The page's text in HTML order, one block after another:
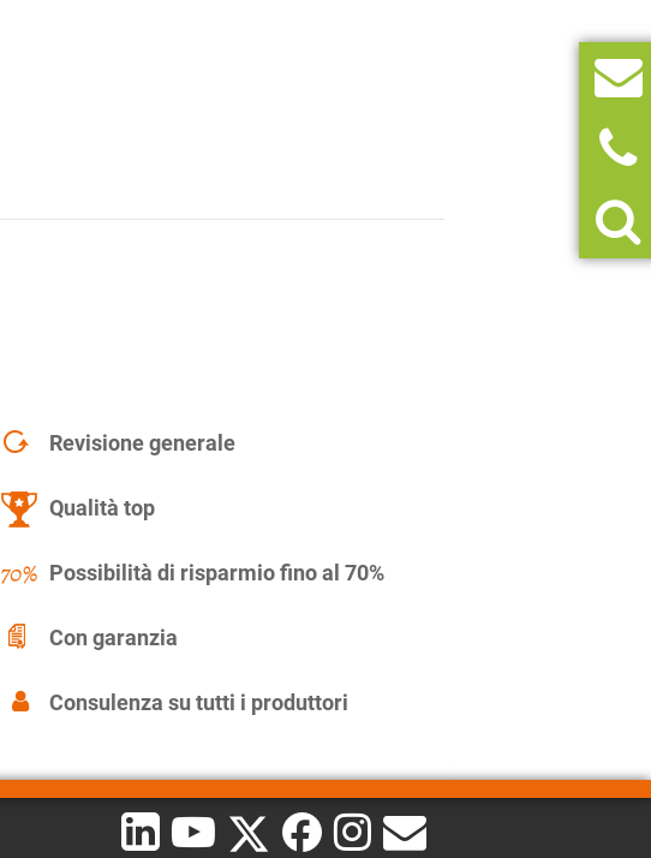
Revisione generale
Qualità top
Possibilità di risparmio fino al 70%
Con garanzia
Consulenza su tutti i produttori